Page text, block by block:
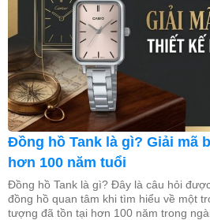
Đồng hồ Tank là gì? Giải mã
hơn 100 năm tuổi
Đồng hồ Tank là gì? Đây là câu hỏi
đồng hồ quan tâm khi tìm hiểu về một
tượng đã tồn tại hơn 100 năm trong